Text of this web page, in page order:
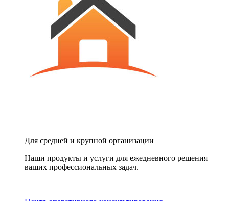
Для средней и крупной организации
Наши продукты и услуги для ежедневного решения
ваших профессиональных задач.